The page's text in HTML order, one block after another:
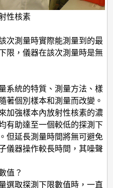
性核素
次測量時實際能測量到的最
限，儀器在該次測量時是無
系統的特質、測量方法、樣
著個別樣本和測量而改變。
加強樣本內放射性核素的濃
有助達至一個較低的探測下
但延長測量時間將無可避免
儀器操作較長時間，其噪聲
值？
選取探測下限數值時，一直